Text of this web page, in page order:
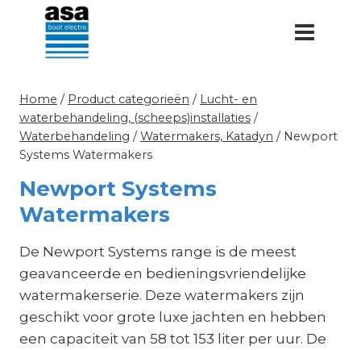
Doorgaan
inhoud
Home / Product categorieën / Lucht- en
waterbehandeling, (scheeps)installaties /
Waterbehandeling / Watermakers, Katadyn / Newport
Systems Watermakers
Newport Systems
Watermakers
De Newport Systems range is de meest
geavanceerde en bedieningsvriendelijke
watermakerserie. Deze watermakers zijn
geschikt voor grote luxe jachten en hebben
een capaciteit van 58 tot 153 liter per uur. De